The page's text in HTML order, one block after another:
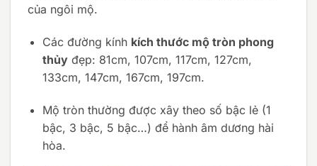
của ngôi mộ.
Các đường kính kích thước mộ tròn phong
thủyđẹp: 81cm, 107cm, 117cm, 127cm,
133cm, 147cm, 167cm, 197cm.
Mộ tròn thường được xây theo số bậc lẻ (1
bậc, 3 bậc, 5 bậc…) để hành âm dương hài
hòa.